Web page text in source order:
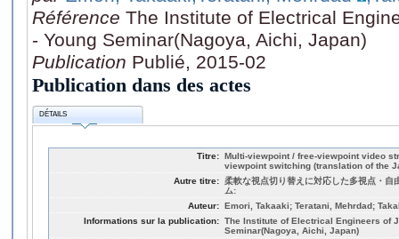
Référence The Institute of Electrical
- Young Seminar(Nagoya, Aichi, Japan)
Publication Publié, 2015-02
Publication dans des actes
DÉTAILS
Titre: Multi-viewpoint / free-viewpoint video
viewpoint switching (translation of the
Autre titre: 柔軟な視点切り替えに対応した多視点・自
ム:
Auteur: Emori, Takaaki; Teratani, Mehrdad;
Informations sur la publication: The Institute of Electrical Engineers of
Seminar(Nagoya, Aichi, Japan)